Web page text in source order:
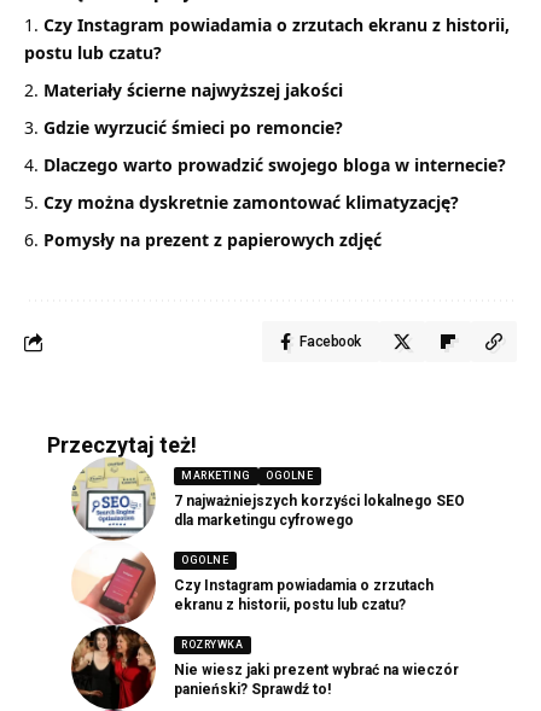
Czy Instagram powiadamia o zrzutach ekranu z historii,
postu lub czatu?
Materiały ścierne najwyższej jakości
Gdzie wyrzucić śmieci po remoncie?
Dlaczego warto prowadzić swojego bloga w internecie?
Czy można dyskretnie zamontować klimatyzację?
Pomysły na prezent z papierowych zdjęć
Facebook
Przeczytaj też!
MARKETING OGOLNE
7 najważniejszych korzyści lokalnego SEO
dla marketingu cyfrowego
OGOLNE
Czy Instagram powiadamia o zrzutach
ekranu z historii, postu lub czatu?
ROZRYWKA
Nie wiesz jaki prezent wybrać na wieczór
panieński? Sprawdź to!